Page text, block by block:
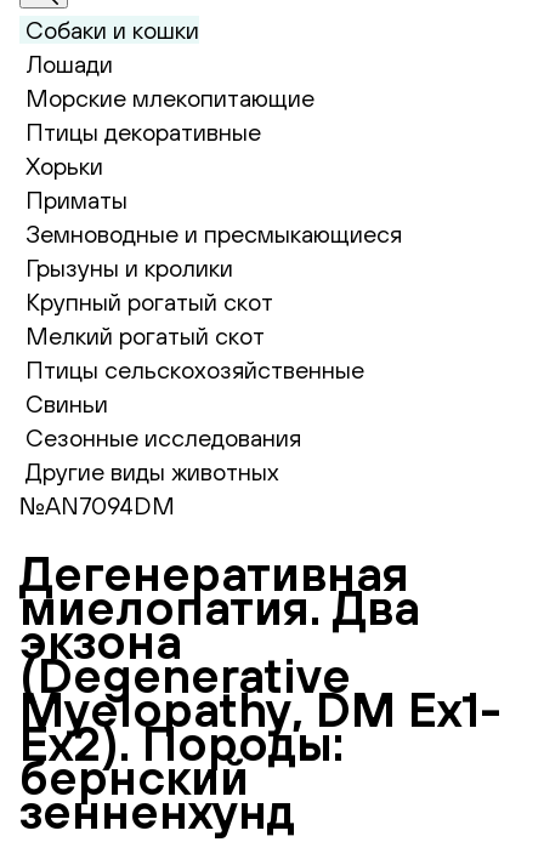
Собаки и кошки
Лошади
Морские млекопитающие
Птицы декоративные
Хорьки
Приматы
Земноводные и пресмыкающиеся
Грызуны и кролики
Крупный рогатый скот
Мелкий рогатый скот
Птицы сельскохозяйственные
Свиньи
Сезонные исследования
Другие виды животных
№AN7094DM
Дегенеративная
миелопатия. Два
экзона
(Degenerative
Myelopathy, DM Ex1-
Ex2). Породы:
бернский
зенненхунд